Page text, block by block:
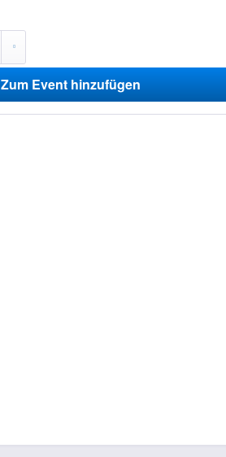
Zum Event hinzufügen